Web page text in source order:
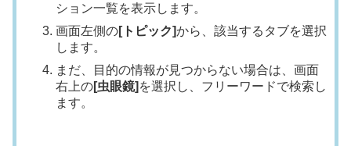
ション一覧を表示します。
画面左側の[トピック]から、該当するタブを選択
します。
まだ、目的の情報が見つからない場合は、画面
右上の[虫眼鏡] を選択し、フリーワードで検索し
ます。